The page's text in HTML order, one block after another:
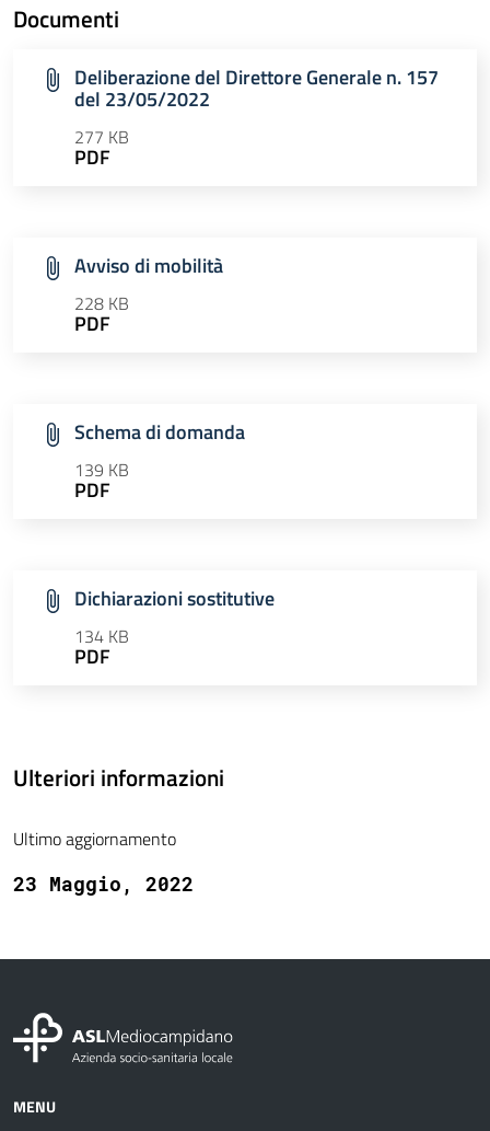
Documenti
Deliberazione del Direttore Generale n. 157
del 23/05/2022
277 KB
PDF
Avviso di mobilità
228 KB
PDF
Schema di domanda
139 KB
PDF
Dichiarazioni sostitutive
134 KB
PDF
Ulteriori informazioni
Ultimo aggiornamento
23 Maggio, 2022
MENU